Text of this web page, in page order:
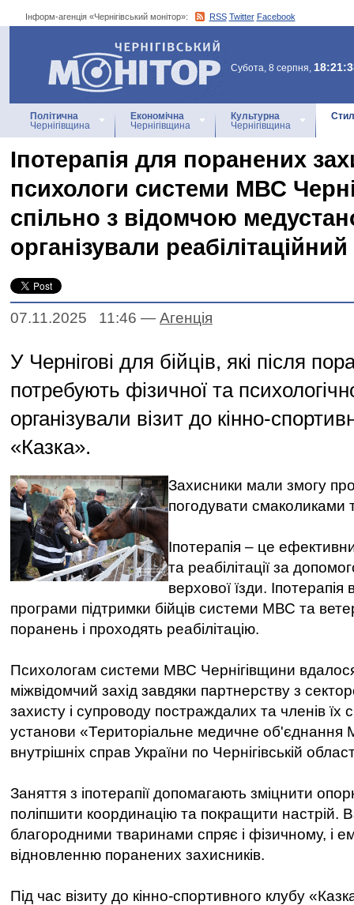
Інформ-агенція «Чернігівський монітор»: RSS Twitter Facebook
Інформ-агенція
«Чернігівський монітор»
Субота, 8 серпня,
Політична
Чернігівщина
Економічна
Чернігівщина
Культурна
Чернігівщина
Іпотерапія для поранених
психологи системи МВС
спільно з відомчою
організували реабілітаційний
07.11.2025 11:46 — Агенцiя
У Чернігові для бійців, які після
потребують фізичної та
організували візит до кінно-
«Казка».
Захисники мали змогу
погодувати смаколиками
Іпотерапія – це
та реабілітації за
верхової їзди.
програми підтримки бійців системи МВС та
поранень і проходять реабілітацію.
Психологам системи МВС Чернігівщини
міжвідомчий захід завдяки партнерству з
захисту і супроводу постраждалих та членів їх
установи «Територіальне медичне об'єднання
внутрішніх справ України по Чернігівській
Заняття з іпотерапії допомагають зміцнити
поліпшити координацію та покращити настрій.
благородними тваринами спряє і фізичному, і
відновленню поранених захисників.
Під час візиту до кінно-спортивного клубу